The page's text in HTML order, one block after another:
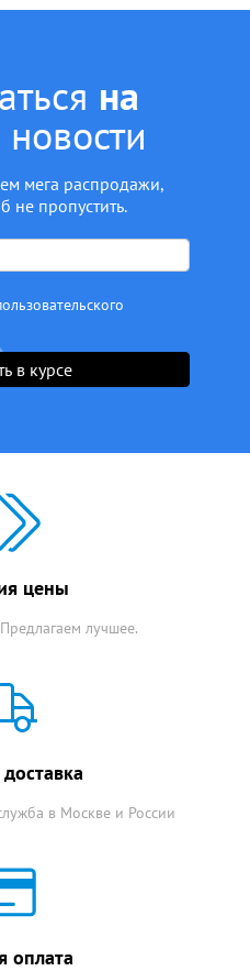
на
мега распродажи,
не пропустить.
в курсе
цены
лучшее.
в Москве и России
оплата